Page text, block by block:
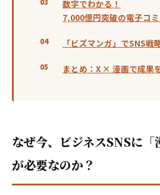
数字でわかる！
7,000億円突破の電子コ
「ビズマンガ」でSNS戦
まとめ：X × 漫画で成果
なぜ今、ビジネスSNSに「
が必要なのか？